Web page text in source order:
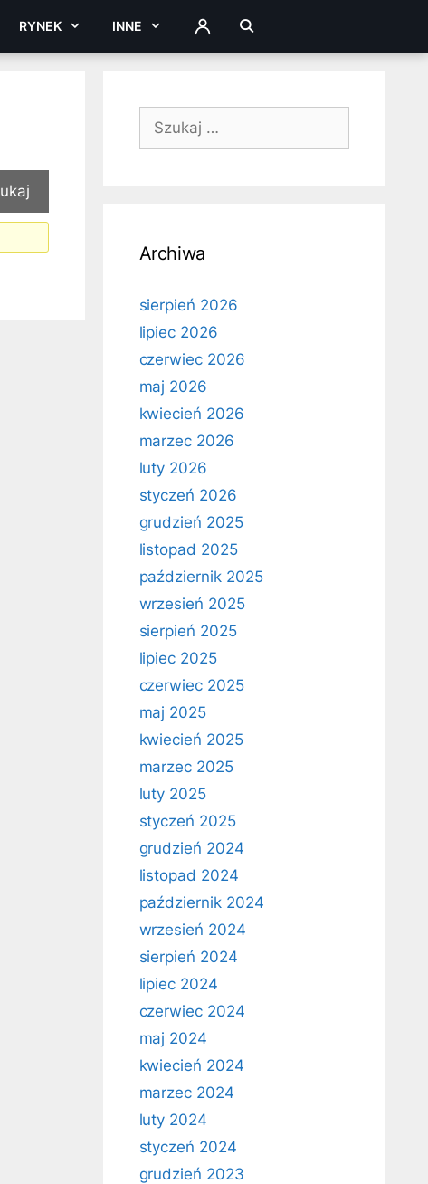
RYNEK INNE ZALOGUJ
Szukaj:
Archiwa
sierpień 2026
lipiec 2026
czerwiec 2026
maj 2026
kwiecień 2026
marzec 2026
luty 2026
styczeń 2026
grudzień 2025
listopad 2025
październik 2025
wrzesień 2025
sierpień 2025
lipiec 2025
czerwiec 2025
maj 2025
kwiecień 2025
marzec 2025
luty 2025
styczeń 2025
grudzień 2024
listopad 2024
październik 2024
wrzesień 2024
sierpień 2024
lipiec 2024
czerwiec 2024
maj 2024
kwiecień 2024
marzec 2024
luty 2024
styczeń 2024
grudzień 2023